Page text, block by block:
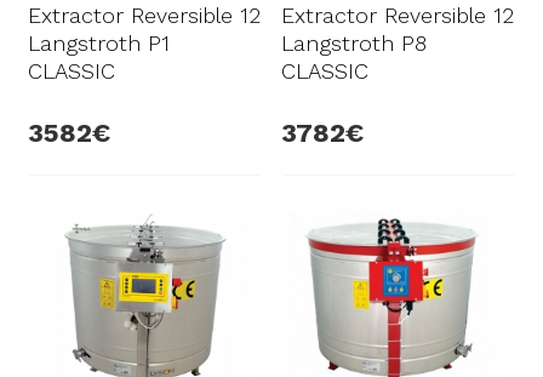
Extractor Reversible 12
Langstroth P1
CLASSIC
3582
Extractor Reversible 12
Langstroth P8
CLASSIC
3782